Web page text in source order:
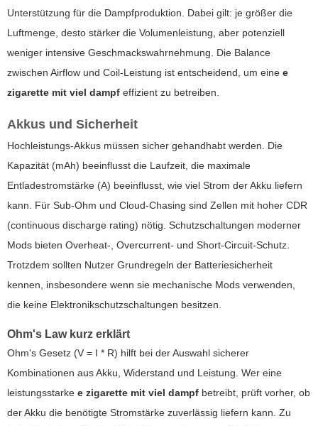
Unterstützung für die Dampfproduktion. Dabei gilt: je größer die
Luftmenge, desto stärker die Volumenleistung, aber potenziell
weniger intensive Geschmackswahrnehmung. Die Balance
zwischen Airflow und Coil-Leistung ist entscheidend, um eine e
zigarette mit viel dampf effizient zu betreiben.
Akkus und Sicherheit
Hochleistungs-Akkus müssen sicher gehandhabt werden. Die
Kapazität (mAh) beeinflusst die Laufzeit, die maximale
Entladestromstärke (A) beeinflusst, wie viel Strom der Akku liefern
kann. Für Sub-Ohm und Cloud-Chasing sind Zellen mit hoher CDR
(continuous discharge rating) nötig. Schutzschaltungen moderner
Mods bieten Overheat-, Overcurrent- und Short-Circuit-Schutz.
Trotzdem sollten Nutzer Grundregeln der Batteriesicherheit
kennen, insbesondere wenn sie mechanische Mods verwenden,
die keine Elektronikschutzschaltungen besitzen.
Ohm's Law kurz erklärt
Ohm's Gesetz (V = I * R) hilft bei der Auswahl sicherer
Kombinationen aus Akku, Widerstand und Leistung. Wer eine
leistungsstarke e zigarette mit viel dampf betreibt, prüft vorher, ob
der Akku die benötigte Stromstärke zuverlässig liefern kann. Zu